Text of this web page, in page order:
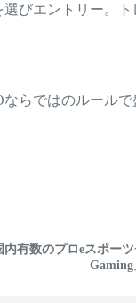
びエントリー。
らではのルールで
内有数のプロeスポー